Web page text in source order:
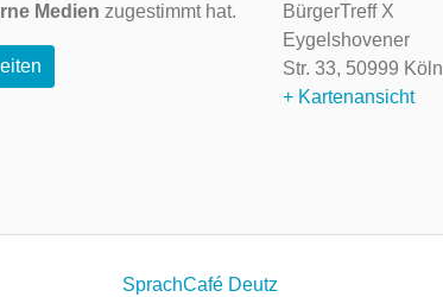
Medien zugestimmt hat.
BürgerTreff X
Eygelshovener
Str. 33, 50999 Köln
+ Kartenansicht
SprachCafé Deutz